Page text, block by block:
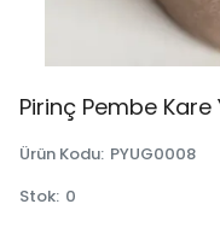
Pirinç Pembe Kare
Ürün Kodu: PYUG0008
Stok: 0